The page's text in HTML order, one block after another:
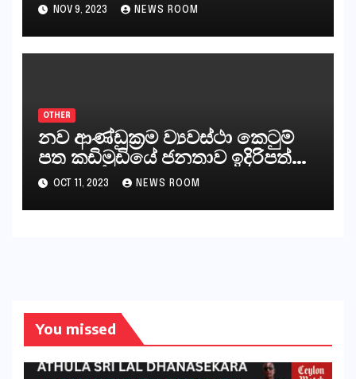
සිංහල ප්‍රතිපත්ති කේන්ද්‍රයෙන්
ජනාධිපති දැන් වූ ලිපියෙන්
NOV 9, 2023 NEWS ROOM
OTHER
නව ආණ්ඩුක්‍රම ව්‍යවස්ථා කෙටුම්
පත කඩිමුඩියේ ජනතාව ඉදිරිපත්
කරන්නේ?
OCT 11, 2023 NEWS ROOM
You missed